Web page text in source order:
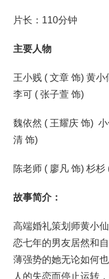
片长：110分钟
主要人物
王小贱 ( 文章 饰) 黄
李可 ( 张子萱 饰)
魏依然 ( 王耀庆 饰)
清 饰)
陈老师 ( 廖凡 饰) 杉杉
故事简介：
高端婚礼策划师黄小
恋七年的男友居然和
薄强势的她无论如何
人的失恋而停止运转